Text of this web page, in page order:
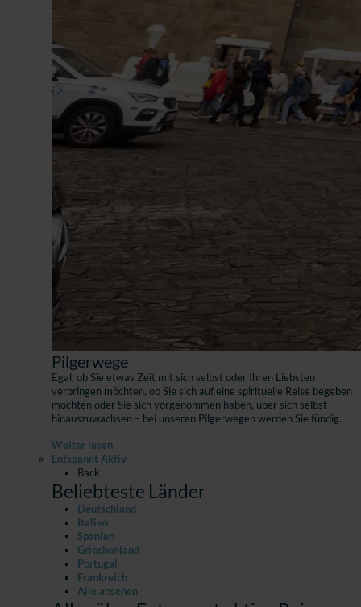
Pilgerwege
Egal, ob Sie etwas Zeit mit sich selbst oder Ihren Liebsten
verbringen möchten, ob Sie sich auf eine spirituelle Reise begeben
möchten oder Sie sich vorgenommen haben, über sich selbst
hinauszuwachsen – bei unseren Pilgerwegen werden Sie fündig.
Weiter lesen
Entspannt Aktiv
Back
Beliebteste Länder
Deutschland
Italien
Spanien
Griechenland
Portugal
Frankreich
Alle ansehen